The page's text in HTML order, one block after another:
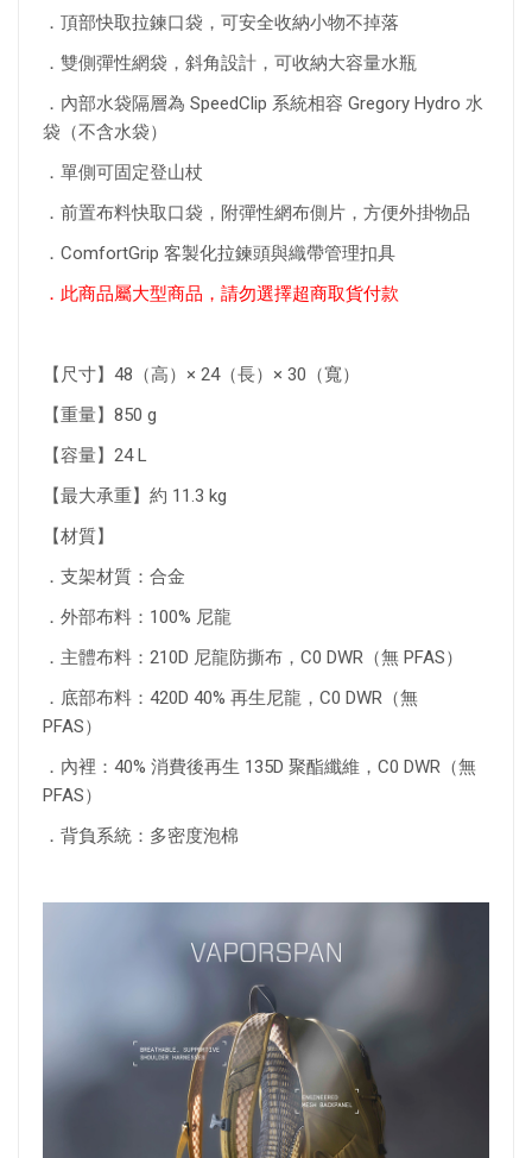
．頂部快取拉鍊口袋，可安全收納小物不掉落
．雙側彈性網袋，斜角設計，可收納大容量水瓶
．內部水袋隔層為 SpeedClip 系統相容 Gregory Hydro 水
袋（不含水袋）
．單側可固定登山杖
．前置布料快取口袋，附彈性網布側片，方便外掛物品
．ComfortGrip 客製化拉鍊頭與織帶管理扣具
．此商品屬大型商品，請勿選擇超商取貨付款
【尺寸】48（高）× 24（長）× 30（寬）
【重量】850 g
【容量】24 L
【最大承重】約 11.3 kg
【材質】
．支架材質：合金
．外部布料：100% 尼龍
．主體布料：210D 尼龍防撕布，C0 DWR（無 PFAS）
．底部布料：420D 40% 再生尼龍，C0 DWR（無
PFAS）
．內裡：40% 消費後再生 135D 聚酯纖維，C0 DWR（無
PFAS）
．背負系統：多密度泡棉